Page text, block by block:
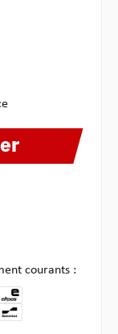
courants :